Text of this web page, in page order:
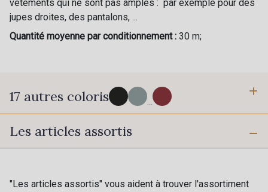
vêtements qui ne sont pas amples : par exemple pour des
jupes droites, des pantalons, ...
Quantité moyenne par conditionnement : 30 m;
17 autres coloris ...
0002 - Black
Les articles assortis
"Les articles assortis" vous aident à trouver l'assortiment